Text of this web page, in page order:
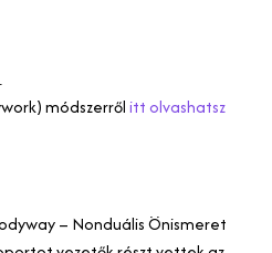
módszerrőlitt olvashatsz
– Nonduális Önismeret